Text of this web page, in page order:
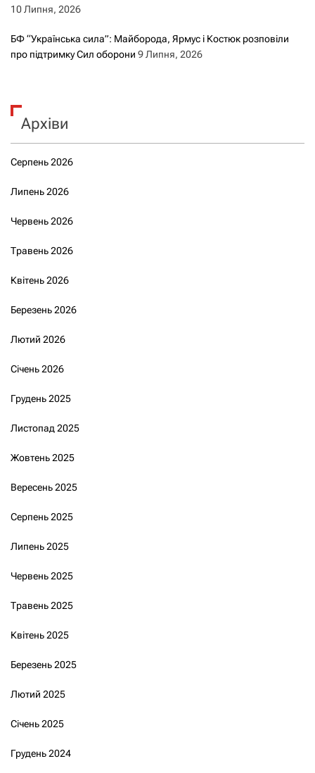
10 Липня, 2026
БФ “Українська сила”: Майборода, Ярмус і Костюк розповіли
про підтримку Сил оборони 9 Липня, 2026
Архіви
Серпень 2026
Липень 2026
Червень 2026
Травень 2026
Квітень 2026
Березень 2026
Лютий 2026
Січень 2026
Грудень 2025
Листопад 2025
Жовтень 2025
Вересень 2025
Серпень 2025
Липень 2025
Червень 2025
Травень 2025
Квітень 2025
Березень 2025
Лютий 2025
Січень 2025
Грудень 2024